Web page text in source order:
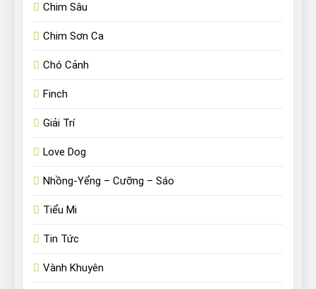
Chim Sâu
Chim Sơn Ca
Chó Cảnh
Finch
Giải Trí
Love Dog
Nhồng-Yểng – Cưỡng – Sáo
Tiểu Mi
Tin Tức
Vành Khuyên